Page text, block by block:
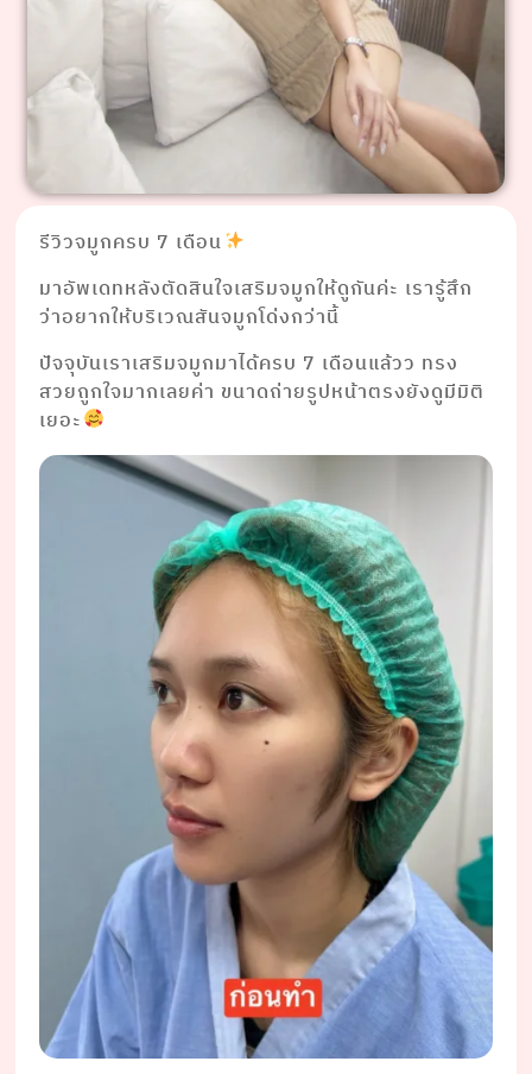
รีวิวจมูกครบ 7 เดือน
มาอัพเดทหลังตัดสินใจเสริมจมูกให้ดูกันค่ะ เรารู้สึก
ว่าอยากให้บริเวณสันจมูกโด่งกว่านี้
ปัจจุบันเราเสริมจมูกมาได้ครบ 7 เดือนแล้วว ทรง
สวยถูกใจมากเลยค่า ขนาดถ่ายรูปหน้าตรงยังดูมีมิติ
เยอะ